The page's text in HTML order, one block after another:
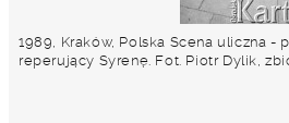
1989, Kraków, Polska Scena uliczna -
reperujący Syrenę. Fot. Piotr Dylik,